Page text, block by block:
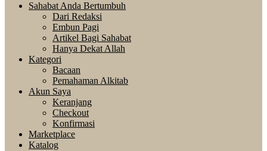
Sahabat Anda Bertumbuh
Dari Redaksi
Embun Pagi
Artikel Bagi Sahabat
Hanya Dekat Allah
Kategori
Bacaan
Pemahaman Alkitab
Akun Saya
Keranjang
Checkout
Konfirmasi
Marketplace
Katalog